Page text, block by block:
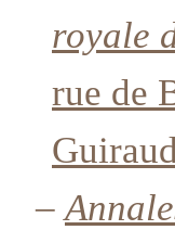
royale
rue de
–